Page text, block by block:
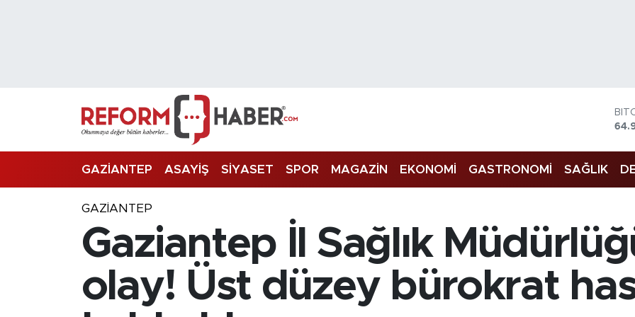
GAZİANTEP ASAYİŞ SİYASET SPOR MAGAZİN EKONOMİ GASTRONOMİ SAĞLIK
GAZIANTEP
Gaziantep İl Sağlık
olay! Üst düzey bürokrat
Trafik Durumu
Süper Lig Puan Durumu ve Fikstür
Son Dakika Haberleri
Haber Arşivi